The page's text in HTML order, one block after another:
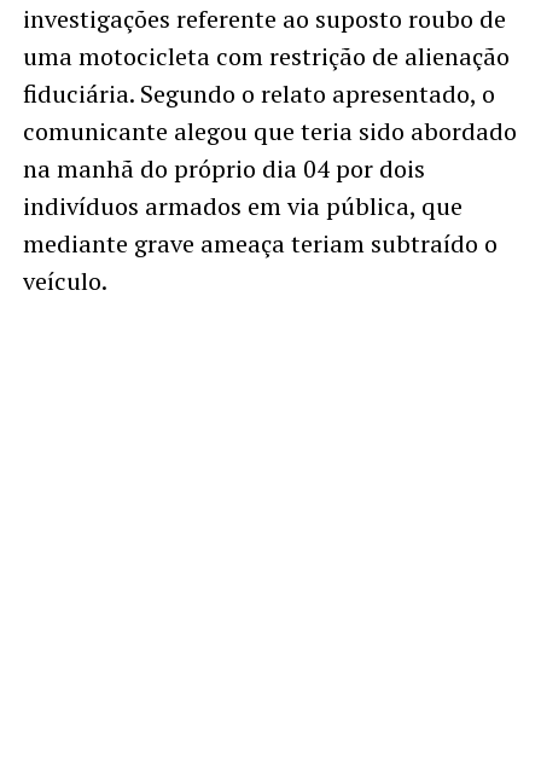
investigações referente ao suposto roubo de
uma motocicleta com restrição de alienação
fiduciária. Segundo o relato apresentado, o
comunicante alegou que teria sido abordado
na manhã do próprio dia 04 por dois
indivíduos armados em via pública, que
mediante grave ameaça teriam subtraído o
veículo.